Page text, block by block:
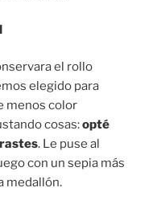
el rollo
elegido para
menos color
cosas:opté
. Le puse al
con un sepia más
medallón.